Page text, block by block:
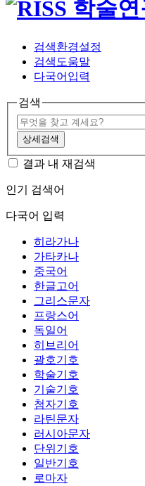
검색환경설정
검색도움말
다국어입력
검색
상세검색
결과 내 재검색
인기 검색어
다국어 입력
히라가나
가타카나
중국어
한글고어
그리스문자
프랑스어
독일어
히브리어
괄호기호
학술기호
기술기호
첨자기호
라틴문자
러시아문자
단위기호
일반기호
로마자